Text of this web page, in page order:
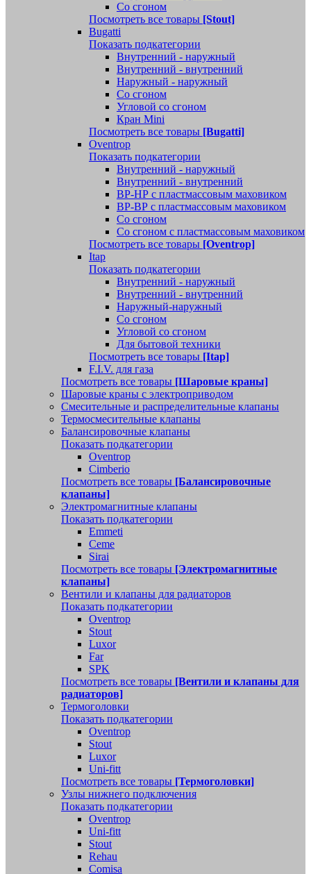
Со сгоном
Посмотреть все товары [Stout]
Bugatti
Показать подкатегории
Внутренний - наружный
Внутренний - внутренний
Наружный - наружный
Со сгоном
Угловой со сгоном
Кран Mini
Посмотреть все товары [Bugatti]
Oventrop
Показать подкатегории
Внутренний - наружный
Внутренний - внутренний
ВР-НР с пластмассовым маховиком
ВР-ВР с пластмассовым маховиком
Со сгоном
Со сгоном с пластмассовым маховиком
Посмотреть все товары [Oventrop]
Itap
Показать подкатегории
Внутренний - наружный
Внутренний - внутренний
Наружный-наружный
Со сгоном
Угловой со сгоном
Для бытовой техники
Посмотреть все товары [Itap]
F.I.V. для газа
Посмотреть все товары [Шаровые краны]
Шаровые краны с электроприводом
Смесительные и распределительные клапаны
Термосмесительные клапаны
Балансировочные клапаны
Показать подкатегории
Oventrop
Cimberio
Посмотреть все товары [Балансировочные
клапаны]
Электромагнитные клапаны
Показать подкатегории
Emmeti
Ceme
Sirai
Посмотреть все товары [Электромагнитные
клапаны]
Вентили и клапаны для радиаторов
Показать подкатегории
Oventrop
Stout
Luxor
Far
SPK
Посмотреть все товары [Вентили и клапаны для
радиаторов]
Термоголовки
Показать подкатегории
Oventrop
Stout
Luxor
Uni-fitt
Посмотреть все товары [Термоголовки]
Узлы нижнего подключения
Показать подкатегории
Oventrop
Uni-fitt
Stout
Rehau
Comisa